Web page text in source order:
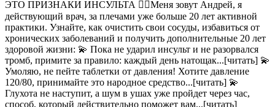
ЭТО ПРИЗНАКИ ИНСУЛЬТА 👨‍⚕Меня зовут Андрей, я
действующий врач, за плечами уже больше 20 лет активной
практики. Узнайте, как очистить свои сосуды, избавиться от
хронических заболеваний и получить дополнительные 20 лет
здоровой жизни: 💫 Пока не ударил инсульт и не разорвался
тромб, примите за правило: каждый день натощак...[читать] 💫
Умоляю, не пейте таблетки от давления! Хотите давление
120/80, принимайте это народное средство...[читать] 💫
Глухота не наступит, а шум в ушах уже пройдет через час,
способ, который действительно поможет вам...[читать]